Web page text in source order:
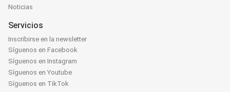
Noticias
Servicios
Inscribirse en la newsletter
Síguenos en Facebook
Síguenos en Instagram
Síguenos en Youtube
Síguenos en TikTok